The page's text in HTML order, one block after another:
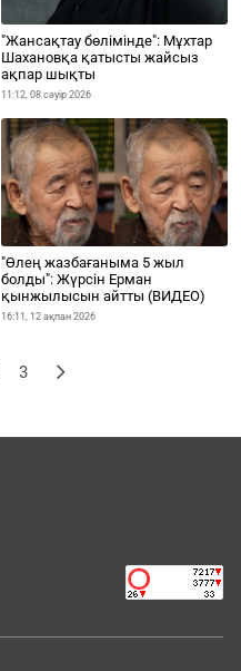
"Жансақтау бөлімінде": Мұхтар
Шахановқа қатысты жайсыз
ақпар шықты
11:12, 08 сәуір 2026
"Өлең жазбағаныма 5 жыл
болды": Жүрсін Ерман
қынжылысын айтты (ВИДЕО)
16:11, 12 ақпан 2026
3